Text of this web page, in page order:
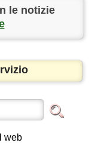
le notizie
web